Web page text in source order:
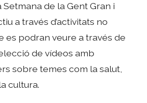
Setmana de la Gent Gran i
a través d’activitats no
es podran veure a través de
de vídeos amb
sobre temes com la salut,
cultura.